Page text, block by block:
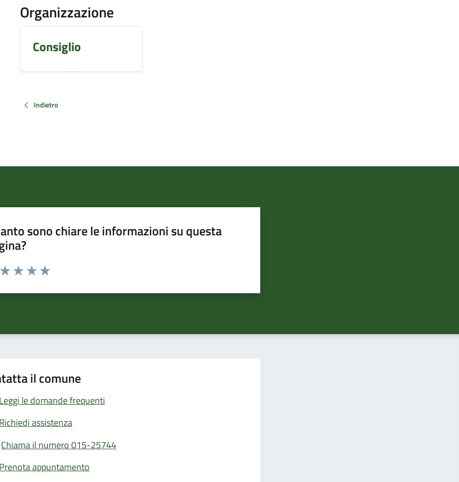
Organizzazione
Consiglio
Indietro
sono chiare le informazioni su questa
da 1 a 5 stelle la pagina
il comune
Leggi le domande frequenti
Richiedi assistenza
Chiama il numero 015-25744
Prenota appuntamento